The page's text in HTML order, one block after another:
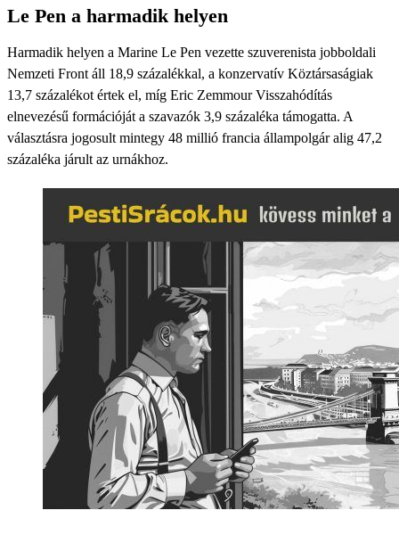
Le Pen a harmadik helyen
Harmadik helyen a Marine Le Pen vezette szuverenista jobboldali
Nemzeti Front áll 18,9 százalékkal, a konzervatív Köztársaságiak
13,7 százalékot értek el, míg Eric Zemmour Visszahódítás
elnevezésű formációját a szavazók 3,9 százaléka támogatta. A
választásra jogosult mintegy 48 millió francia állampolgár alig 47,2
százaléka járult az urnákhoz.